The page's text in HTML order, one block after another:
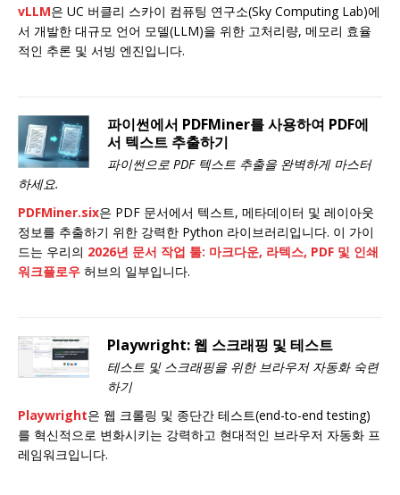
vLLM은 UC 버클리 스카이 컴퓨팅 연구소(Sky Computing Lab)에
서 개발한 대규모 언어 모델(LLM)을 위한 고처리량, 메모리 효율
적인 추론 및 서빙 엔진입니다.
파이썬에서 PDFMiner를 사용하여 PDF에
서 텍스트 추출하기
파이썬으로 PDF 텍스트 추출을 완벽하게 마스터
하세요.
PDFMiner.six은 PDF 문서에서 텍스트, 메타데이터 및 레이아웃
정보를 추출하기 위한 강력한 Python 라이브러리입니다. 이 가이
드는 우리의 2026년 문서 작업 툴: 마크다운, 라텍스, PDF 및 인쇄
워크플로우 허브의 일부입니다.
Playwright: 웹 스크래핑 및 테스트
테스트 및 스크래핑을 위한 브라우저 자동화 숙련
하기
Playwright은 웹 크롤링 및 종단간 테스트(end-to-end testing)
를 혁신적으로 변화시키는 강력하고 현대적인 브라우저 자동화 프
레임워크입니다.